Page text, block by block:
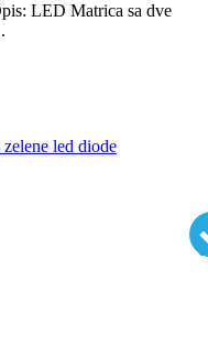
LED Matrica sa dve
led diode